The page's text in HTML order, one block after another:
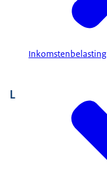
Inkomstenbelasting
L